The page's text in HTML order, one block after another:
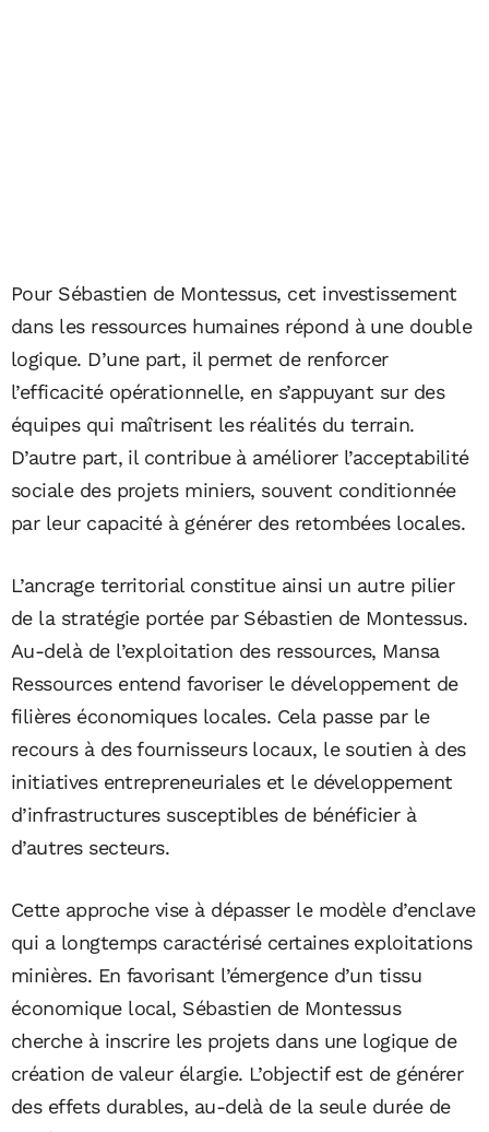
Pour Sébastien de Montessus, cet investissement
dans les ressources humaines répond à une double
logique. D’une part, il permet de renforcer
l’efficacité opérationnelle, en s’appuyant sur des
équipes qui maîtrisent les réalités du terrain.
D’autre part, il contribue à améliorer l’acceptabilité
sociale des projets miniers, souvent conditionnée
par leur capacité à générer des retombées locales.
L’ancrage territorial constitue ainsi un autre pilier
de la stratégie portée par Sébastien de Montessus.
Au-delà de l’exploitation des ressources, Mansa
Ressources entend favoriser le développement de
filières économiques locales. Cela passe par le
recours à des fournisseurs locaux, le soutien à des
initiatives entrepreneuriales et le développement
d’infrastructures susceptibles de bénéficier à
d’autres secteurs.
Cette approche vise à dépasser le modèle d’enclave
qui a longtemps caractérisé certaines exploitations
minières. En favorisant l’émergence d’un tissu
économique local, Sébastien de Montessus
cherche à inscrire les projets dans une logique de
création de valeur élargie. L’objectif est de générer
des effets durables, au-delà de la seule durée de